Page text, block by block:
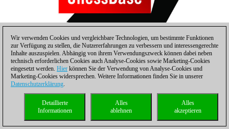
Jan Smeets (re)
mit 3,5 Punktem vor einer Verfolgergruppe mit fünf Spielern: Eljanov,
Bu Xianghzi,
Wir verwenden Cookies und vergleichbare Technologien, um bestimmte Funktionen
zur Verfügung zu stellen, die Nutzererfahrungen zu verbessern und interessengerechte
Inhalte auszuspielen. Abhängig von ihrem Verwendungszweck können dabei neben
technisch erforderlichen Cookies auch Analyse-Cookies sowie Marketing-Cookies
eingesetzt werden. Hier können Sie der Verwendung von Analyse-Cookies und
Marketing-Cookies widersprechen. Weitere Informationen finden Sie in unserer
Datenschutzerklärung.
Alles
akzeptieren
Alles
ablehnen
Detaillierte
Informationen